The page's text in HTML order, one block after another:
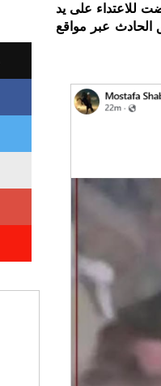
للاعتداء على يد
الحادث عبر مواقع